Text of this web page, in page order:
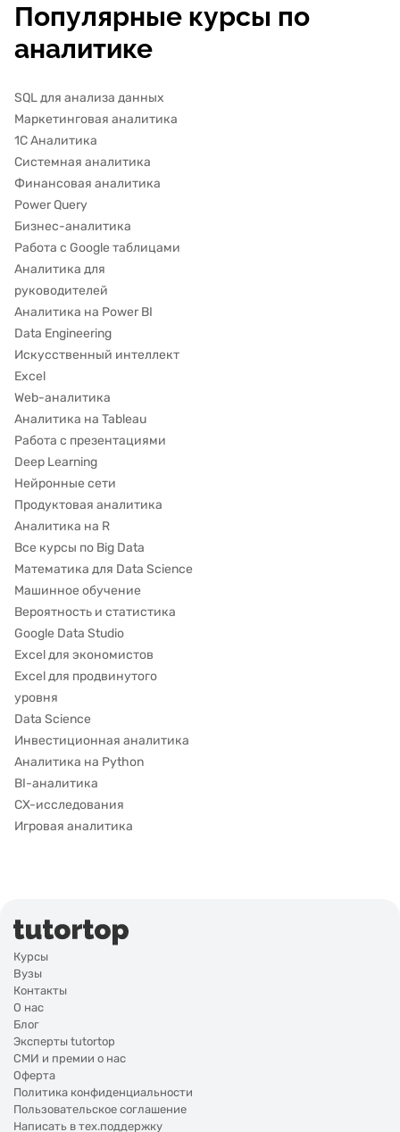
Популярные курсы по
аналитике
SQL для анализа данных
Маркетинговая аналитика
1С Аналитика
Системная аналитика
Финансовая аналитика
Power Query
Бизнес-аналитика
Работа с Google таблицами
Аналитика для
руководителей
Аналитика на Power BI
Data Engineering
Искусственный интеллект
Excel
Web-аналитика
Аналитика на Tableau
Работа с презентациями
Deep Learning
Нейронные сети
Продуктовая аналитика
Аналитика на R
Все курсы по Big Data
Математика для Data Science
Машинное обучение
Вероятность и статистика
Google Data Studio
Excel для экономистов
Excel для продвинутого
уровня
Data Science
Инвестиционная аналитика
Аналитика на Python
BI-аналитика
CX-исследования
Игровая аналитика
Курсы
Вузы
Контакты
О нас
Блог
Эксперты tutortop
СМИ и премии о нас
Оферта
Политика конфиденциальности
Пользовательское соглашение
Написать в тех.поддержку